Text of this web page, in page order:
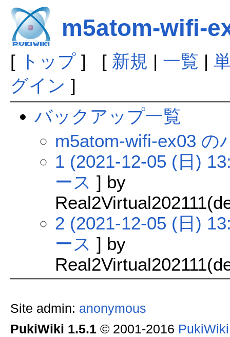
m5atom-wifi-
[ トップ] [ 新規 | 一覧 |
グイン ]
バックアップ一覧
m5atom-wifi-ex03 の
1 (2021-12-05 (日)
ース ] by
2 (2021-12-05 (日)
ース ] by
Site admin: anonymous
PukiWiki 1.5.1© 2001-2016